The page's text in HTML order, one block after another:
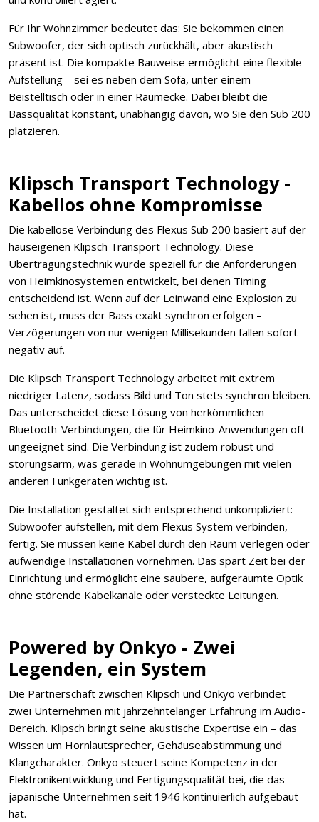
Für Ihr Wohnzimmer bedeutet das: Sie bekommen einen
Subwoofer, der sich optisch zurückhält, aber akustisch
präsent ist. Die kompakte Bauweise ermöglicht eine flexible
Aufstellung – sei es neben dem Sofa, unter einem
Beistelltisch oder in einer Raumecke. Dabei bleibt die
Bassqualität konstant, unabhängig davon, wo Sie den Sub 200
platzieren.
Klipsch Transport Technology -
Kabellos ohne Kompromisse
Die kabellose Verbindung des Flexus Sub 200 basiert auf der
hauseigenen Klipsch Transport Technology. Diese
Übertragungstechnik wurde speziell für die Anforderungen
von Heimkinosystemen entwickelt, bei denen Timing
entscheidend ist. Wenn auf der Leinwand eine Explosion zu
sehen ist, muss der Bass exakt synchron erfolgen –
Verzögerungen von nur wenigen Millisekunden fallen sofort
negativ auf.
Die Klipsch Transport Technology arbeitet mit extrem
niedriger Latenz, sodass Bild und Ton stets synchron bleiben.
Das unterscheidet diese Lösung von herkömmlichen
Bluetooth-Verbindungen, die für Heimkino-Anwendungen oft
ungeeignet sind. Die Verbindung ist zudem robust und
störungsarm, was gerade in Wohnumgebungen mit vielen
anderen Funkgeräten wichtig ist.
Die Installation gestaltet sich entsprechend unkompliziert:
Subwoofer aufstellen, mit dem Flexus System verbinden,
fertig. Sie müssen keine Kabel durch den Raum verlegen oder
aufwendige Installationen vornehmen. Das spart Zeit bei der
Einrichtung und ermöglicht eine saubere, aufgeräumte Optik
ohne störende Kabelkanäle oder versteckte Leitungen.
Powered by Onkyo - Zwei
Legenden, ein System
Die Partnerschaft zwischen Klipsch und Onkyo verbindet
zwei Unternehmen mit jahrzehntelanger Erfahrung im Audio-
Bereich. Klipsch bringt seine akustische Expertise ein – das
Wissen um Hornlautsprecher, Gehäuseabstimmung und
Klangcharakter. Onkyo steuert seine Kompetenz in der
Elektronikentwicklung und Fertigungsqualität bei, die das
japanische Unternehmen seit 1946 kontinuierlich aufgebaut
hat.